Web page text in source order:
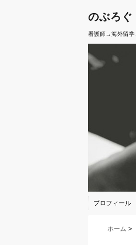
のぶろぐ
看護師→海外留学
プロフィール
ホーム >